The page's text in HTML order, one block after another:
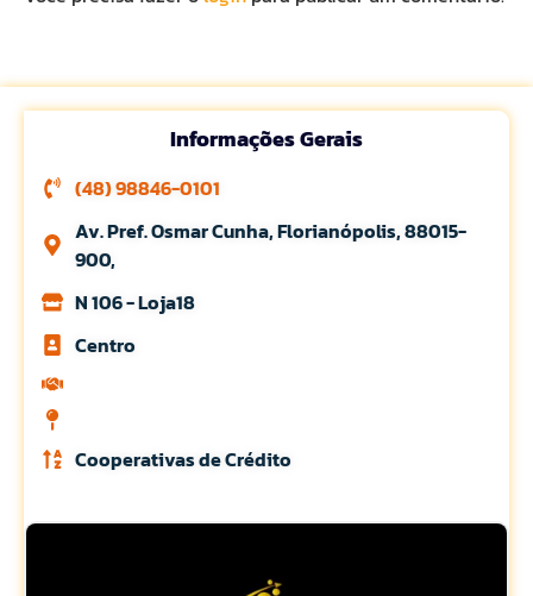
Informações Gerais
(48) 98846-0101
Av. Pref. Osmar Cunha, Florianópolis, 88015-
900,
N 106 - Loja18
Centro
Cooperativas de Crédito